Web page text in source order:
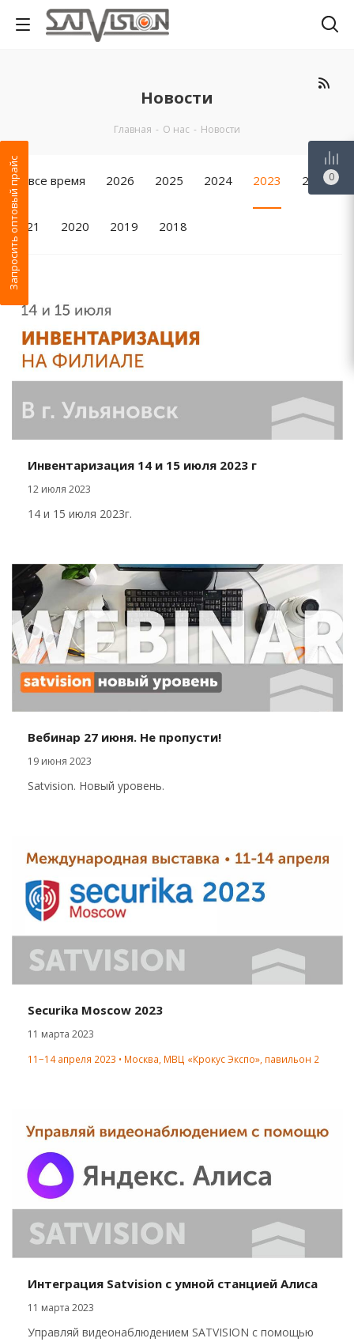
Новости
Главная - О нас - Новости
За все время 2026 2025 2024 2023 2022
2021 2020 2019 2018
Инвентаризация 14 и 15 июля 2023 г
12 июля 2023
14 и 15 июля 2023г.
Вебинар 27 июня. Не пропусти!
19 июня 2023
Satvision. Новый уровень.
Securika Moscow 2023
11 марта 2023
11−14 апреля 2023 • Москва, МВЦ «Крокус Экспо», павильон 2
Интеграция Satvision с умной станцией Алиса
11 марта 2023
Управляй видеонаблюдением SATVISION с помощью
Запросить оптовый прайс 0